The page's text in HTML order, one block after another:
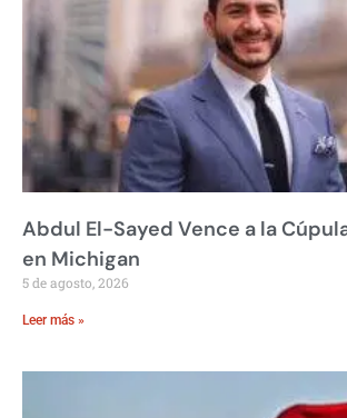
Abdul El-Sayed Vence a la
en Michigan
5 de agosto, 2026
Leer más »